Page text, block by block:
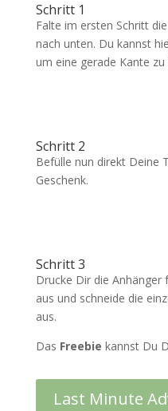
Schritt 1
Falte im ersten Schritt
nach unten. Du kannst
um eine gerade Kante
Schritt 2
Befülle nun direkt Deine
Geschenk.
Schritt 3
Drucke Dir die Anhänger
aus und schneide die
aus.
Das Freebie kannst Du
Last Minute